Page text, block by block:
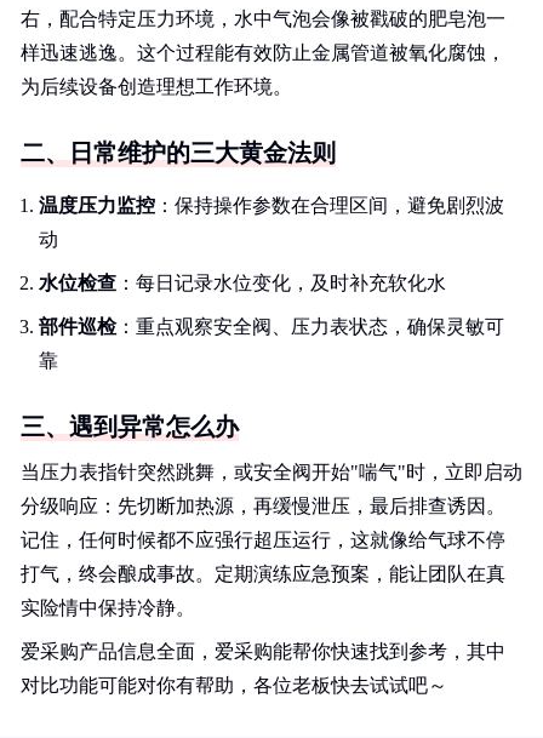
右，配合特定压力环境，水中气泡会像被戳破的肥皂泡一
样迅速逃逸。这个过程能有效防止金属管道被氧化腐蚀，
为后续设备创造理想工作环境。
二、日常维护的三大黄金法则
温度压力监控 ：保持操作参数在合理区间，避免剧烈波
动
水位检查 ：每日记录水位变化，及时补充软化水
部件巡检：重点观察安全阀、压力表状态，确保灵敏可
靠
三、遇到异常怎么办
当压力表指针突然跳舞，或安全阀开始"喘气"时，立即启动
分级响应：先切断加热源，再缓慢泄压，最后排查诱因。
记住，任何时候都不应强行超压运行，这就像给气球不停
打气，终会酿成事故。定期演练应急预案，能让团队在真
实险情中保持冷静。
爱采购产品信息全面，爱采购能帮你快速找到参考，其中
对比功能可能对你有帮助，各位老板快去试试吧～